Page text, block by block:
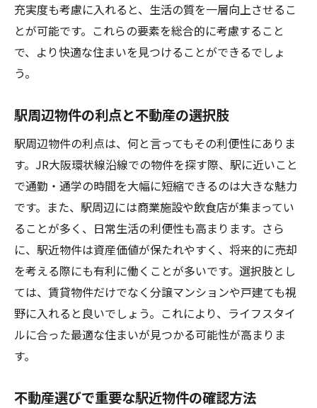
充実度も考慮に入れると、生活の質を一層向上させるこ
とが可能です。これらの要素を総合的に考慮すること
で、より快適な住まいを見つけることができるでしょ
う。
駅周辺物件の利点と不動産の選択肢
駅周辺物件の利点は、何と言ってもその利便性にありま
す。JR大阪環状線沿線での物件を探す際、駅に近いこと
で通勤・通学の時間を大幅に短縮できるのは大きな魅力
です。また、駅周辺には商業施設や飲食店が集まってい
ることが多く、日常生活の利便性も高まります。さら
に、駅近物件は資産価値が保たれやすく、将来的に売却
を考える際にも有利に働くことが多いです。選択肢とし
ては、賃貸物件だけでなく分譲マンションや戸建ても視
野に入れると良いでしょう。これにより、ライフスタイ
ルに合った最適な住まいが見つかる可能性が高まりま
す。
不動産選びで重要な駅近物件の確認方法